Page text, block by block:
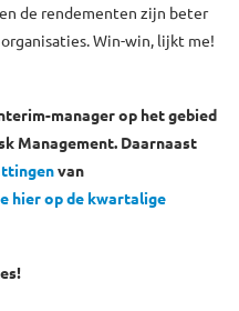
de rendementen zijn beter
Win-win, lijkt me!
manager op het gebied
Management. Daarnaast
van
hier op de kwartalige